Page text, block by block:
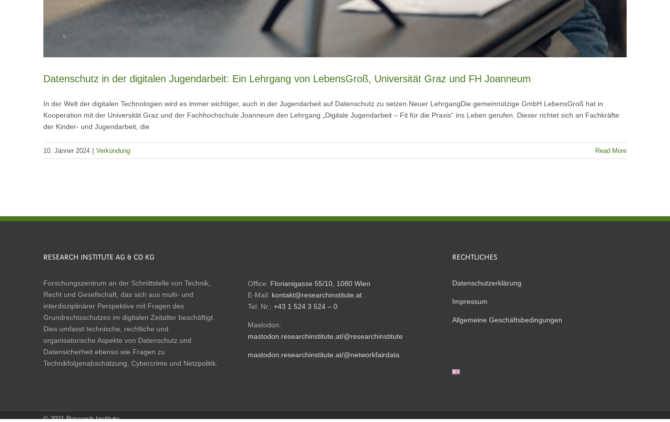
Datenschutz in der digitalen Jugendarbeit: Ein Lehrgang von LebensGroß, Universität Graz und FH Joanneum
In der Welt der digitalen Technologien wird es immer wichtiger, auch in der Jugendarbeit auf Datenschutz zu setzen.Neuer LehrgangDie gemeinnützige GmbH LebensGroß hat in
Kooperation mit der Universität Graz und der Fachhochschule Joanneum den Lehrgang „Digitale Jugendarbeit – Fit für die Praxis“ ins Leben gerufen. Dieser richtet sich an Fachkräfte
der Kinder- und Jugendarbeit, die
10. Jänner 2024 Verkündung Read More
RESEARCH INSTITUTE AG & CO KG
Forschungszentrum an der Schnittstelle von Technik,
Recht und Gesellschaft, das sich aus multi- und
interdisziplinärer Perspektive mit Fragen des
Grundrechtsschutzes im digitalen Zeitalter beschäftigt.
Dies umfasst technische, rechtliche und
organisatorische Aspekte von Datenschutz und
Datensicherheit ebenso wie Fragen zu
Technikfolgenabschätzung, Cybercrime und Netzpolitik.
Office: Florianigasse 55/10, 1080 Wien
E-Mail: kontakt@researchinstitute.at
Tel. Nr.: +43 1 524 3 524 – 0
Mastodon:
mastodon.researchinstitute.at/@researchinstitute
mastodon.researchinstitute.at/@networkfairdata
RECHTLICHES
Datenschutzerklärung
Impressum
Allgemeine Geschäftsbedingungen
© 2021 Research Institute